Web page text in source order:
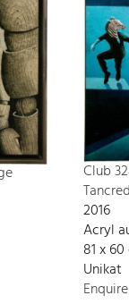
Club
2016
Acryl
81 x
Unikat
Enquire